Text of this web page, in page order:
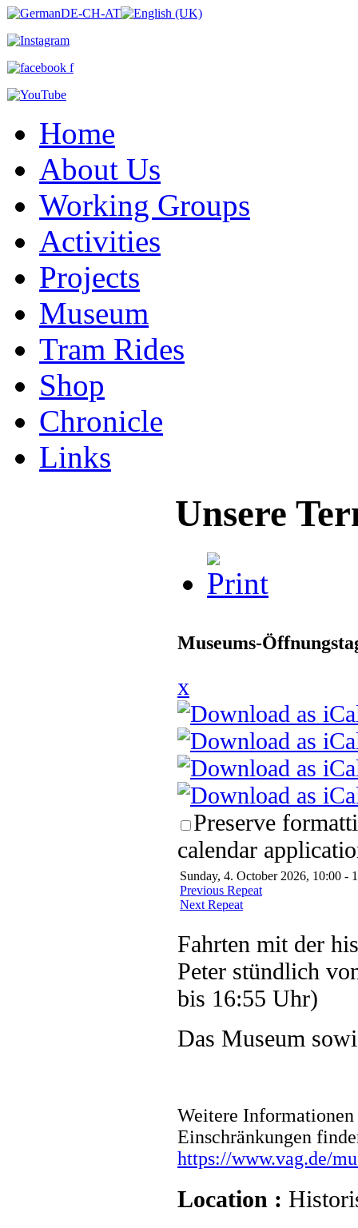
Home
About Us
Working Groups
Activities
Projects
Museum
Tram Rides
Shop
Chronicle
Links
Unsere
Museums-
x
Preserve
calendar
Sunday, 4. October 2026, 10:00 -
Previous Repeat
Next Repeat
Fahrten mit der
Peter stündlich
bis 16:55 Uhr)
Das Museum
Weitere
Einschränkungen
https://www.vag.de/
Location :